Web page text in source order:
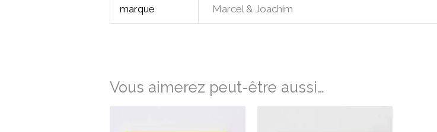
marque Marcel & Joachim
Vous aimerez peut-être aussi…